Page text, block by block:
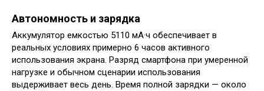
Автономность и зарядка
Аккумулятор емкостью 5110 мА·ч обеспечивает в
реальных условиях примерно 6 часов активного
использования экрана. Разряд смартфона при умеренной
нагрузке и обычном сценарии использования
выдерживает весь день. Время полной зарядки — около